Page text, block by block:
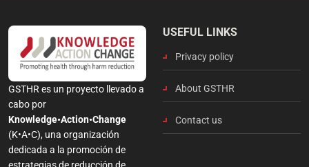
GSTHR es un proyecto llevado a
cabo por
Knowledge•Action•Change
(K•A•C), una organización
dedicada a la promoción de
USEFUL LINKS
Privacy policy
About GSTHR
Contact us